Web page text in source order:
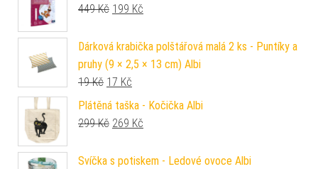
449Kč Původní cena byla: 449 Kč.
199 Kč
Dárková krabička polštářová malá 2 ks - Puntíky a
pruhy (9 × 2,5 × 13 cm) Albi
19Kč Původní cena byla: 19 Kč.
17 Kč
Plátěná taška - Kočička Albi
299Kč Původní cena byla: 299 Kč.
269 Kč
Svíčka s potiskem - Ledové ovoce Albi